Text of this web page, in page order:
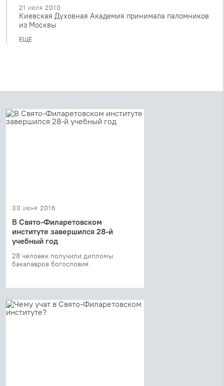
21 июля 2010
Киевская Духовная Академия принимала паломников
из Москвы
ЕЩЕ
30 июня 2016
В Свято-Филаретовском
институте завершился 28-й
учебный год
28 человек получили дипломы
бакалавров богословия